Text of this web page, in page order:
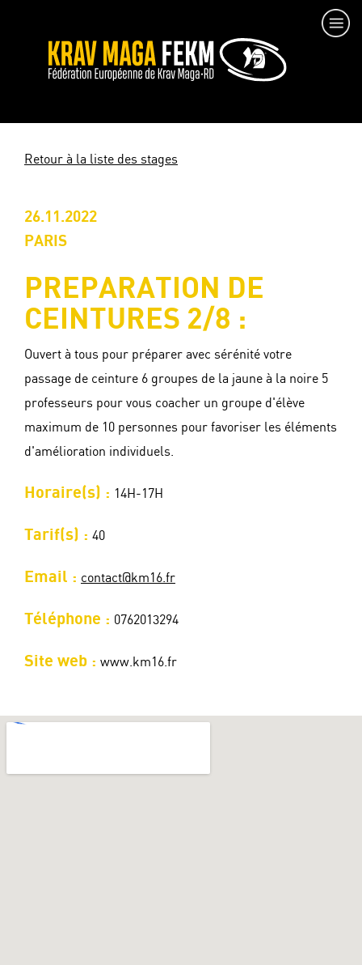
Retour à la liste des stages
26.11.2022
PARIS
PREPARATION DE
CEINTURES 2/8 :
Ouvert à tous pour préparer avec sérénité votre
passage de ceinture 6 groupes de la jaune à la noire 5
professeurs pour vous coacher un groupe d'élève
maximum de 10 personnes pour favoriser les éléments
d'amélioration individuels.
Horaire(s) : 14H-17H
Tarif(s) : 40
Email : contact@km16.fr
Téléphone : 0762013294
Site web : www.km16.fr